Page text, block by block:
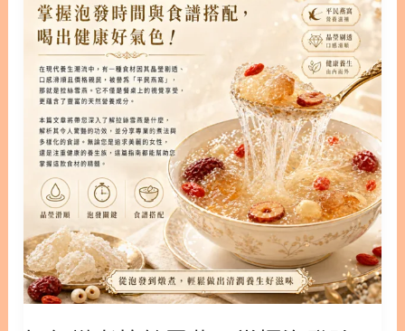
一生大多在空中飛翔。 這種特殊的物種每年約有三次
產蛋高峰期。在雛鳥長成離巢後，金絲燕便會棄巢，
而人類採集這些不再使用的燕巢進行清潔加工，就是
珍貴的食用燕窩。 1.2. 家燕與金絲燕的差異：為什麼
路邊的燕巢不能吃？ 您可能曾在自家屋簷下看過燕子
且有效的營養補給。 ○ 版本閱讀│懷孕吃燕窩寶寶會
變白？營養師揭密孕期燕窩功效與挑選法則 隱藏/顯
示內容目錄 內容目錄 : 顯示/隱藏 1. 孕婦可以吃燕窩
嗎？解析懷孕吃燕窩的4大核心好處 1.1. 補充珍貴燕
窩酸，提供母嬰關鍵營養 1.2. 養顏美容與體力補給，
打造好氣色 1.3. 破除迷思：懷孕吃燕窩寶寶皮膚會變
白嗎？ 2. 燕窩孕婦何時吃吸收最好？各孕期進補指
南 2.1. 備孕與懷孕初期的營養打底 2.2. 懷孕中後期與
產後的調理重點 2.3. 日常保養訣竅：孕婦喝燕窩與懷
孕喝燕窩的最佳時機 3. 孕婦燕窩激素會影響健康
嗎？專業成分解析 4. 孕期食用燕窩的3大注意事項與
禁忌 4.1. 對蛋白質過敏的孕婦建議盡量避免食用 4.2.
煮
拉
絲
燕？
時
間
與